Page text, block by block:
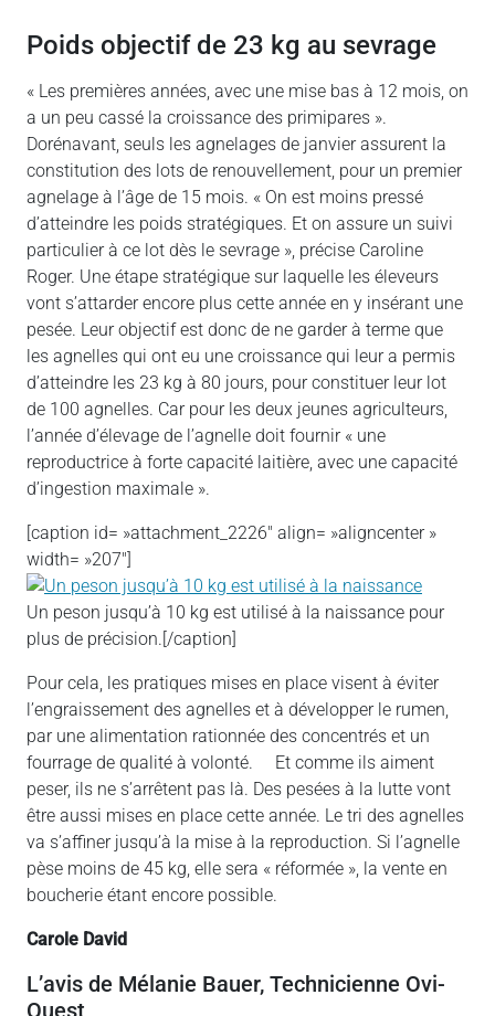
Poids objectif de 23 kg au sevrage
« Les premières années, avec une mise bas à 12 mois, on
a un peu cassé la croissance des primipares ».
Dorénavant, seuls les agnelages de janvier assurent la
constitution des lots de renouvellement, pour un premier
agnelage à l’âge de 15 mois. « On est moins pressé
d’atteindre les poids stratégiques. Et on assure un suivi
particulier à ce lot dès le sevrage », précise Caroline
Roger. Une étape stratégique sur laquelle les éleveurs
vont s’attarder encore plus cette année en y insérant une
pesée. Leur objectif est donc de ne garder à terme que
les agnelles qui ont eu une croissance qui leur a permis
d’atteindre les 23 kg à 80 jours, pour constituer leur lot
de 100 agnelles. Car pour les deux jeunes agriculteurs,
l’année d’élevage de l’agnelle doit fournir « une
reproductrice à forte capacité laitière, avec une capacité
d’ingestion maximale ».
[caption id= »attachment_2226″ align= »aligncenter »
width= »207″]
Un peson jusqu’à 10 kg est utilisé à la naissance pour
plus de précision.[/caption]
Pour cela, les pratiques mises en place visent à éviter
l’engraissement des agnelles et à développer le rumen,
par une alimentation rationnée des concentrés et un
fourrage de qualité à volonté. Et comme ils aiment
peser, ils ne s’arrêtent pas là. Des pesées à la lutte vont
être aussi mises en place cette année. Le tri des agnelles
va s’affiner jusqu’à la mise à la reproduction. Si l’agnelle
pèse moins de 45 kg, elle sera « réformée », la vente en
boucherie étant encore possible.
Carole David
L’avis de Mélanie Bauer, Technicienne Ovi-
Ouest